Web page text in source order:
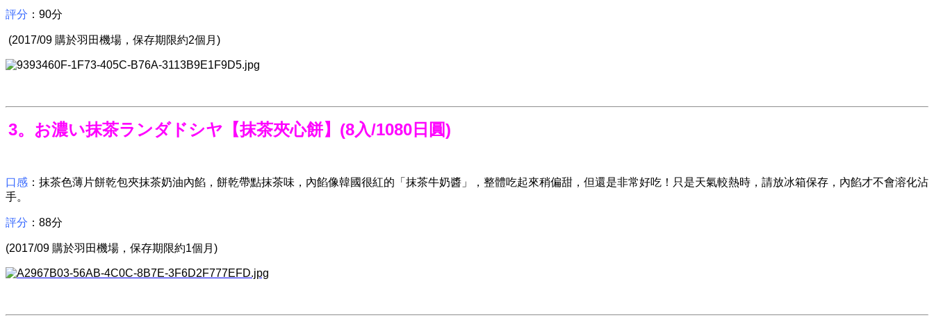
評分 ：90分
(2017/09 購於羽田機場，保存期限約2個月)
3。お濃い抹茶ランダドシヤ【抹茶夾心餅】 (8入/1080日圓)
口感 ：抹茶色薄片餅乾包夾抹茶奶油內餡，餅乾帶點抹茶味，內餡像韓國很紅的「抹茶牛奶醬」，整體吃起來稍偏甜，但還是非常好吃！只是天氣較熱時，請放冰箱保存，內餡才不會溶化沾
手。
評分 ：88分
(2017/09 購於羽田機場，保存期限約1個月)